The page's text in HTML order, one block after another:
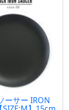
ーサー IRON